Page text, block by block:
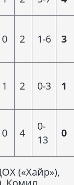
0 2 1-6 3
1 2 0-3 1
0 4
0-
13
0
(«Хайр»),